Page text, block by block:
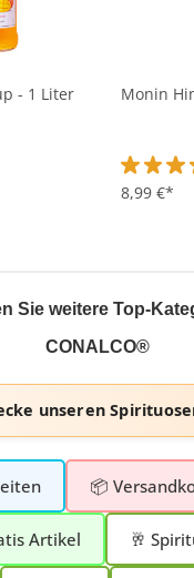
- 1 Liter
von 5 von 5
Monin
8,99 €*
Sie weitere Top-
CONALCO®
unseren
📦
Artikel 🥂